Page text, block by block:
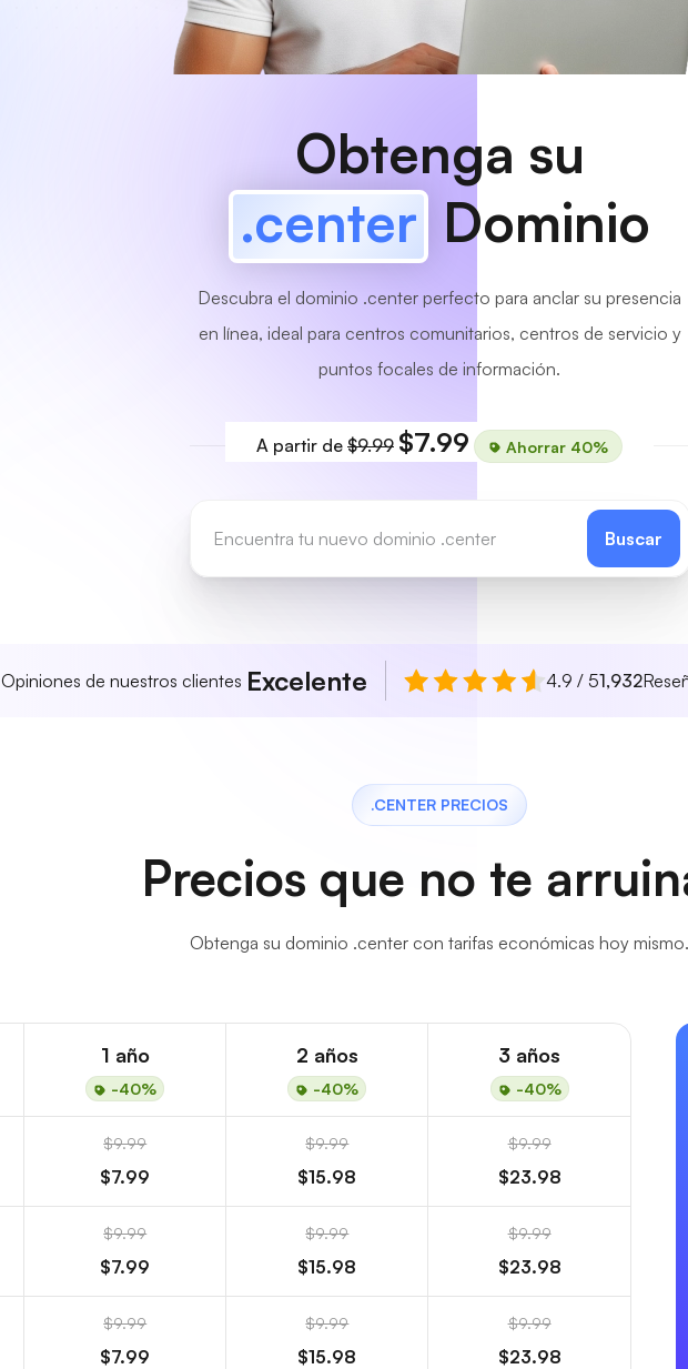
Obtenga su
.center Dominio
Descubra el dominio .center perfecto para anclar su presencia
en línea, ideal para centros comunitarios, centros de servicio y
puntos focales de información.
A partir de $9.99 $7.99 Ahorrar 40%
Buscar
Opiniones de nuestros clientes Excelente 4.9 / 51,932
.CENTER PRECIOS
Precios que no te
Obtenga su dominio .center con tarifas económicas hoy mismo.
1 año
-40%
2 años
-40%
3 años
-40%
$9.99
$7.99
$9.99
$15.98
$9.99
$23.98
$9.99
$7.99
$9.99
$15.98
$9.99
$23.98
$9.99
$7.99
$9.99
$15.98
$9.99
$23.98